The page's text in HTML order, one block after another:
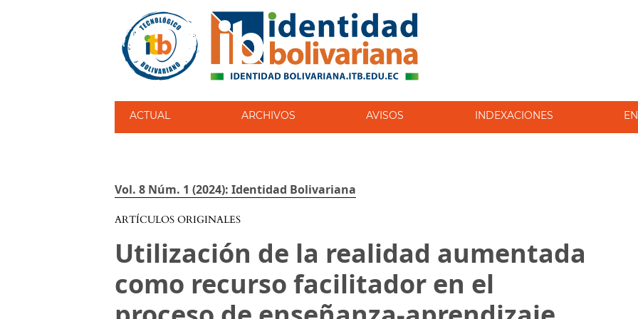
ACTUAL ARCHIVOS AVISOS INDEXACIONES
Vol. 8 Núm. 1 (2024): Identidad Bolivariana
ARTÍCULOS ORIGINALES
Utilización de la realidad aumentada
como recurso facilitador en el